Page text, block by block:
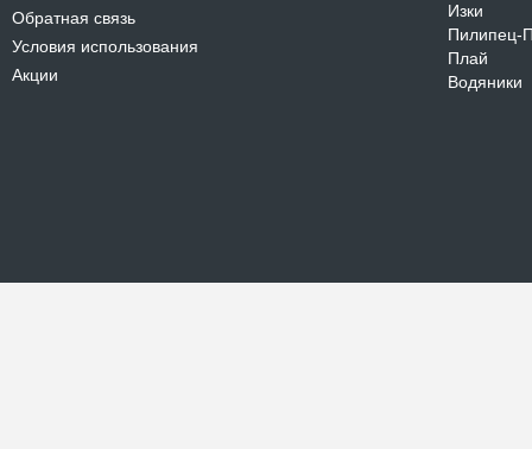
Обратная связь
Условия использования
Акции
Изки
Пилипец-
Плай
Водяники